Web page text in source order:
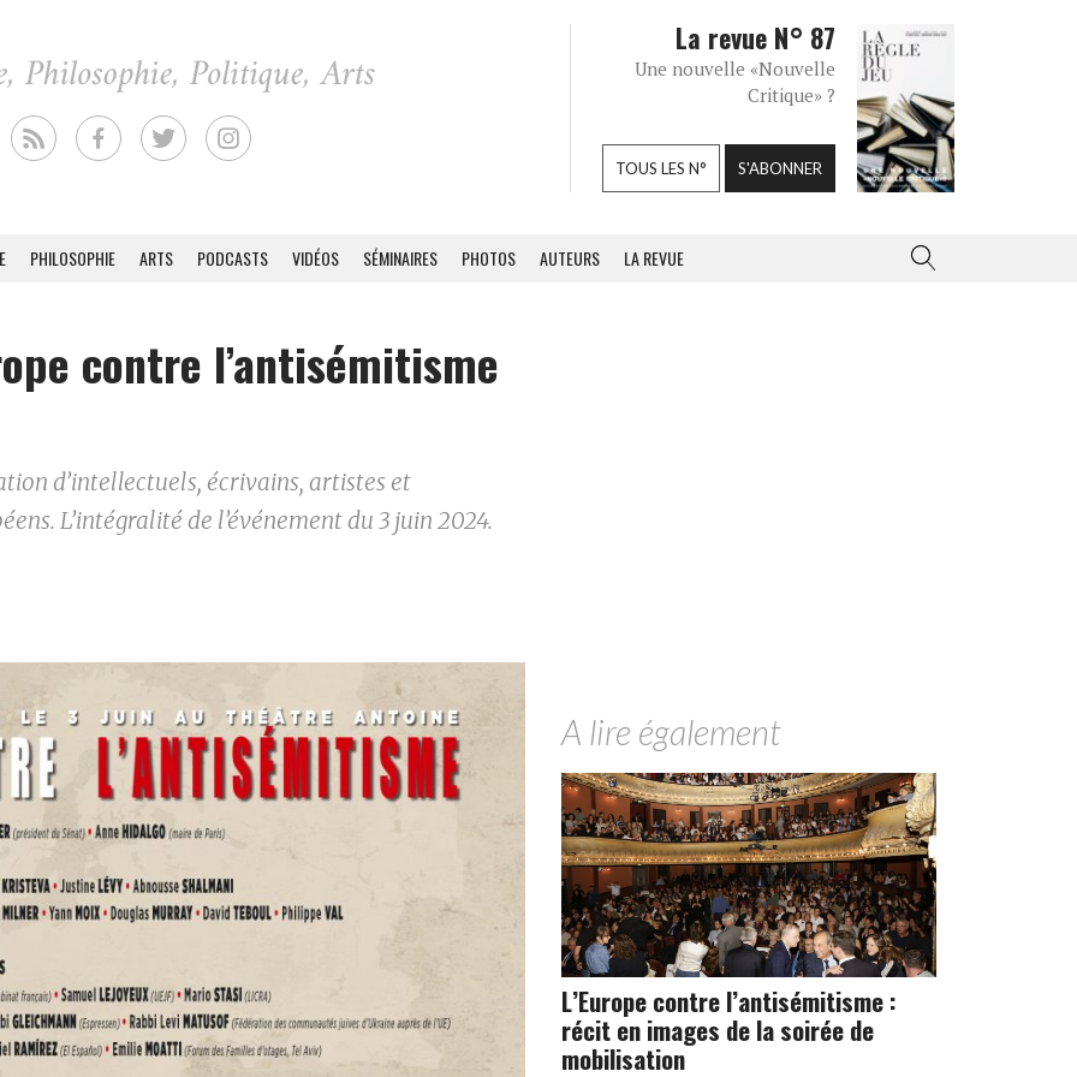
La revue N° 87
Une nouvelle «Nouvelle
Critique» ?
TOUS LES N° S'ABONNER
PHILOSOPHIE ARTS PODCASTS VIDÉOS SÉMINAIRES PHOTOS AUTEURS LA REVUE
contre l’antisémitisme
d’intellectuels, écrivains, artistes et
L’intégralité de l’événement du 3 juin 2024.
A lire également
L’Europe contre l’antisémitisme :
récit en images de la soirée de
mobilisation